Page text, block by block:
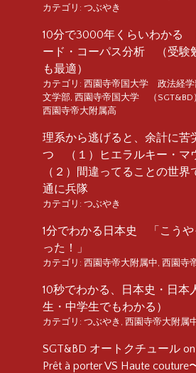
カテゴリ: つぶやき
10分で3000年くらいわかる
ード・コーパス分析 （受験
も最適）
カテゴリ: 西園寺帝国大学 政法経学
文学部, 西園寺帝国大学 （SGT&BD
西園寺帝大附属高
理系から逃げると、余計に苦
つ （１）ヒエラルキー・マ
（２）間違ってることの世
通に兵隊
カテゴリ: つぶやき
1分でわかる日本史 「こうや
った！」
カテゴリ: 西園寺帝大附属中, 西園寺
10秒でわかる、日本史・日
生・中学生でもわかる）
カテゴリ: つぶやき , 西園寺帝大附属
SGT&BD オートクチュール
Prêt à porter VS Haute couture